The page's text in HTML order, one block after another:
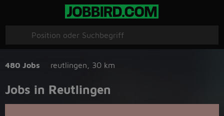
480 Jobs reutlingen 30 km
Jobs in Reutlingen